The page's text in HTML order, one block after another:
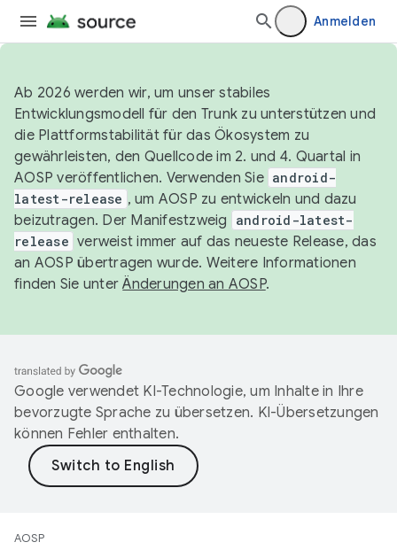
Anmelden
Ab 2026 werden wir, um unser stabiles
Entwicklungsmodell für den Trunk zu unterstützen und
die Plattformstabilität für das Ökosystem zu
gewährleisten, den Quellcode im 2. und 4. Quartal in
AOSP veröffentlichen. Verwenden Sie android-
latest-release , um AOSP zu entwickeln und dazu
beizutragen. Der Manifestzweig
android-latest-
release verweist immer auf das neueste Release, das
an AOSP übertragen wurde. Weitere Informationen
finden Sie unterÄnderungen an AOSP.
Google verwendet KI-Technologie, um Inhalte in Ihre
bevorzugte Sprache zu übersetzen. KI-Übersetzungen
können Fehler enthalten.
AOSP